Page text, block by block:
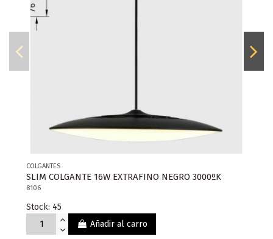
COLGANTES
SLIM COLGANTE 16W EXTRAFINO NEGRO 3000ºK
8106
Stock: 45
Añadir al carro